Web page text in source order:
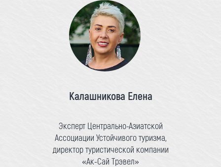
Калашникова Елена
Эксперт Центрально-Азиатской
Ассоциации Устойчивого туризма,
директор туристической компании
«Ак-Сай Трэвел»